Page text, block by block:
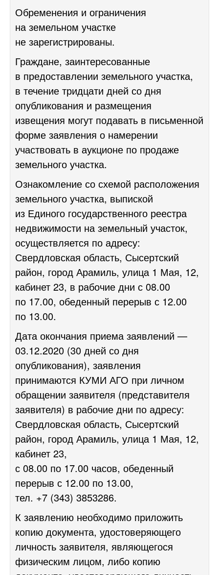
Обременения и ограничения
на земельном участке
не зарегистрированы.
Граждане, заинтересованные
в предоставлении земельного участка,
в течение тридцати дней со дня
опубликования и размещения
извещения могут подавать в письменной
форме заявления о намерении
участвовать в аукционе по продаже
земельного участка.
Ознакомление со схемой расположения
земельного участка, выпиской
из Единого государственного реестра
недвижимости на земельный участок,
осуществляется по адресу:
Свердловская область, Сысертский
район, город Арамиль, улица 1 Мая, 12,
кабинет 23, в рабочие дни с 08.00
по 17.00, обеденный перерыв с 12.00
по 13.00.
Дата окончания приема заявлений —
03.12.2020 (30 дней со дня
опубликования), заявления
принимаются КУМИ АГО при личном
обращении заявителя (представителя
заявителя) в рабочие дни по адресу:
Свердловская область, Сысертский
район, город Арамиль, улица 1 Мая, 12,
кабинет 23,
с 08.00 по 17.00 часов, обеденный
перерыв с 12.00 по 13.00,
тел. +7 (343) 3853286.
К заявлению необходимо приложить
копию документа, удостоверяющего
личность заявителя, являющегося
физическим лицом, либо копию